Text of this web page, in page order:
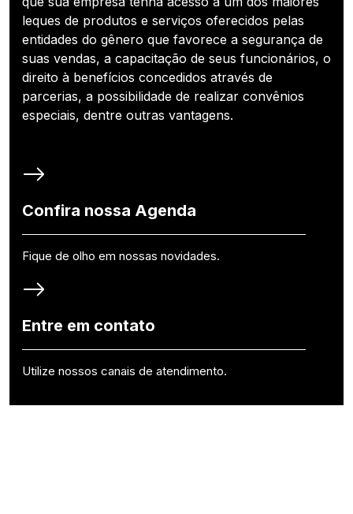
leques de produtos e serviços oferecidos pelas
entidades do gênero que favorece a segurança de
suas vendas, a capacitação de seus funcionários, o
direito à benefícios concedidos através de
parcerias, a possibilidade de realizar convênios
especiais, dentre outras vantagens.
Confira nossa Agenda
Fique de olho em nossas novidades.
Entre em contato
Utilize nossos canais de atendimento.